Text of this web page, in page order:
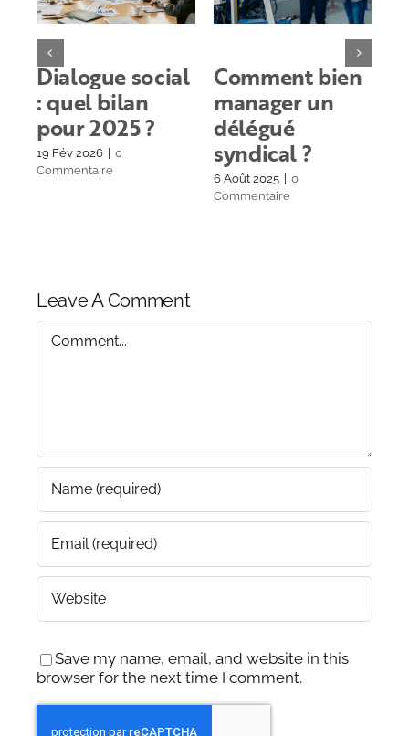
Dialogue social
: quel bilan
pour 2025 ?
19 Fév 2026 | 0
Commentaire
Comment bien
manager un
délégué
syndical ?
6 Août 2025 | 0
Commentaire
Leave A Comment
Comment
Save my name, email, and website in this
browser for the next time I comment.